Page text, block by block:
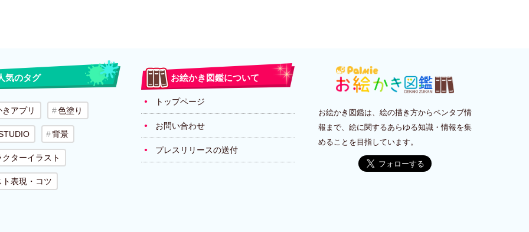
気のタグ
アプリ 色塗り
背景
ターイラスト
ト表現・コツ
お絵かき図鑑について
トップページ
お問い合わせ
プレスリリースの送付
お絵かき図鑑は、絵の描き方からペンタブ情
報まで、絵に関するあらゆる知識・情報を集
めることを目指しています。